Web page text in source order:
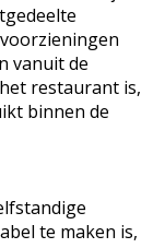
vanuit de
restaurant is,
binnen de
te maken is,